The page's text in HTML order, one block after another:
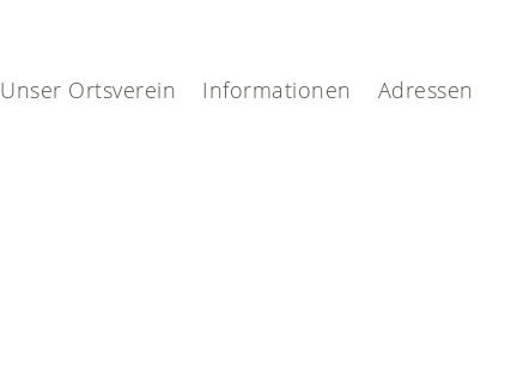
Unser Ortsverein Informationen Adressen